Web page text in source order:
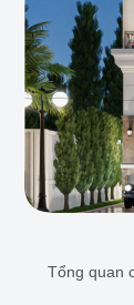
Tổng quan